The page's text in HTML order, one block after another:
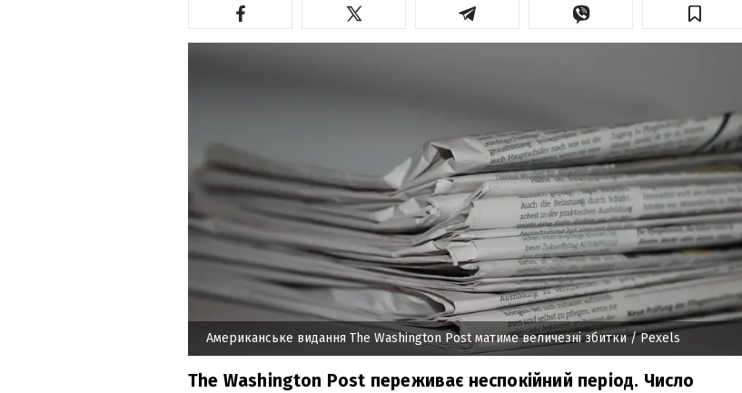
Американське видання The Washington Post матиме величезні збитки/ Pexels
The Washington Post переживає неспокійний період. Число